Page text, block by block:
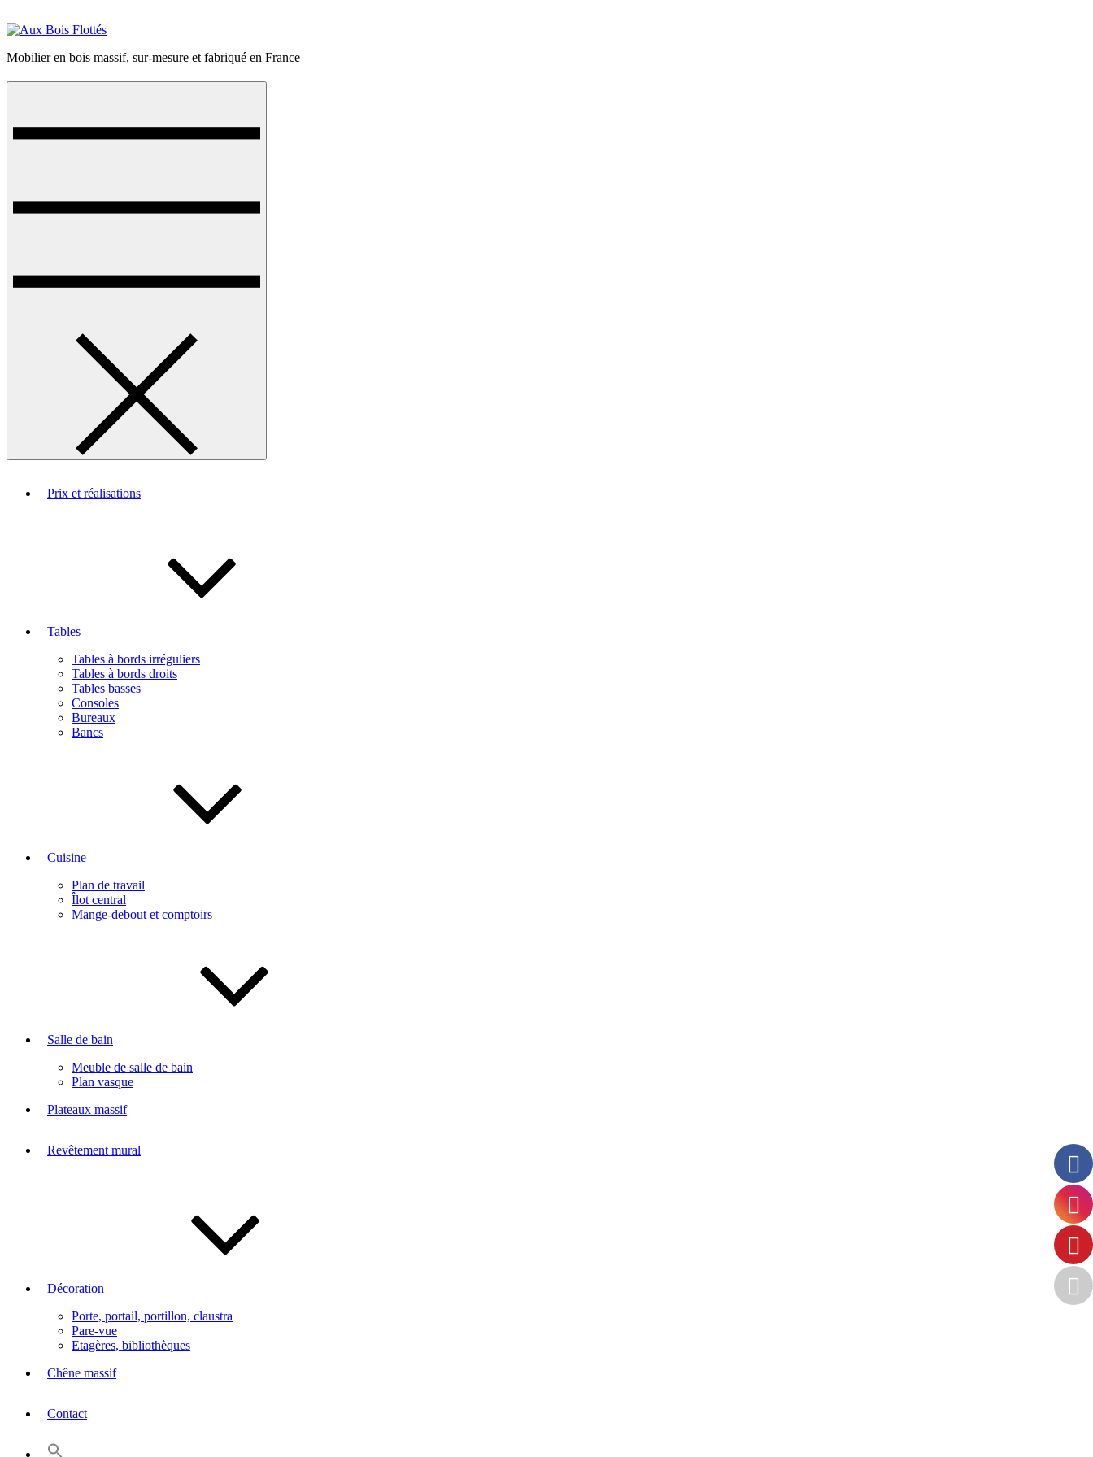
Mobilier en bois massif, sur-mesure et fabriqué en France
Prix et réalisations
Tables
Tables à bords irréguliers
Tables à bords droits
Tables basses
Consoles
Bureaux
Bancs
Cuisine
Plan de travail
Îlot central
Mange-debout et comptoirs
Salle de bain
Meuble de salle de bain
Plan vasque
Plateaux massif
Revêtement mural
Décoration
Porte, portail, portillon, claustra
Pare-vue
Etagères, bibliothèques
Chêne massif
Contact